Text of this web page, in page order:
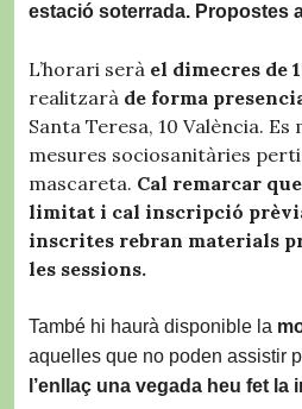
estació soterrada. Propostes
L’horari serà el dimecres de
realitzarà de forma
Santa Teresa, 10 València.
mesures sociosanitàries
mascareta. Cal remarcar
limitat i cal inscripció
inscrites rebran materials
les sessions.
També hi haurà disponible la
aquelles que no poden assistir
l’enllaç una vegada heu fet